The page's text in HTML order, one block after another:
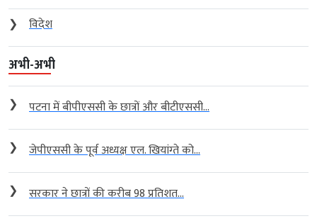
❯
विदेश
अभी-अभी
❯ पटना में बीपीएससी के छात्रों और बीटीएससी...
❯ जेपीएससी के पूर्व अध्यक्ष एल. खियांग्ते को...
❯ सरकार ने छात्रों की करीब 98 प्रतिशत...